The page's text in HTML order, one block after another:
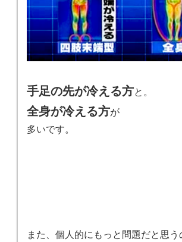
手足の先が冷える方と。
全身が冷える方が
多いです。
また、個人的にもっと問題だと思う